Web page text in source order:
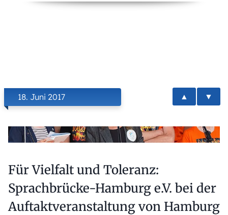
18. Juni 2017 ▲ ▼
Für Vielfalt und Toleranz:
Sprachbrücke-Hamburg e.V. bei der
Auftaktveranstaltung von Hamburg